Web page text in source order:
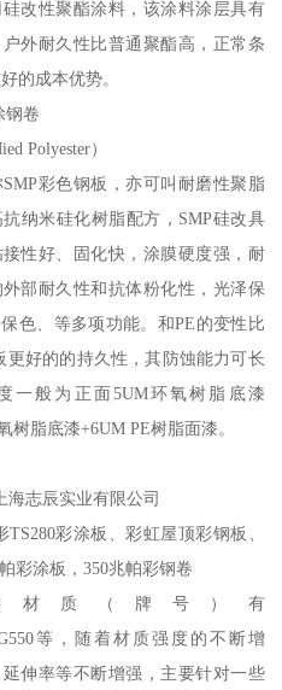
改性聚酯涂料，该涂料涂层具有
外耐久性比普通聚酯高，正常条
的成本优势。
钢卷
Polyester）
彩色钢板，亦可叫耐磨性聚脂
纳米硅化树脂配方，SMP硅改具
性好、固化快，涂膜硬度强，耐
部耐久性和抗体粉化性，光泽保
色、等多项功能。和PE的变性比
更好的的持久性，其防蚀能力可长
一般为正面5UM环氧树脂底漆
脂底漆+6UM PE树脂面漆。
海志辰实业有限公司
彩涂板、彩虹屋顶彩钢板、
彩涂板，350兆帕彩钢卷
材质（牌号）有
等，随着材质强度的不断增
伸率等不断增强，主要针对一些